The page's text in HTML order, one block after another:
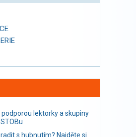
podporou lektorky a skupiny
s hubnutím? Najděte si